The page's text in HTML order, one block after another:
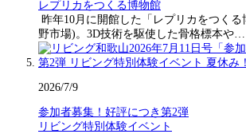
レプリカをつくる博物館
昨年10月に開館した「レプリカをつく
野市場)。3D技術を駆使した骨格標本や…
2026/7/9
参加者募集！好評につき第2弾
リビング特別体験イベント